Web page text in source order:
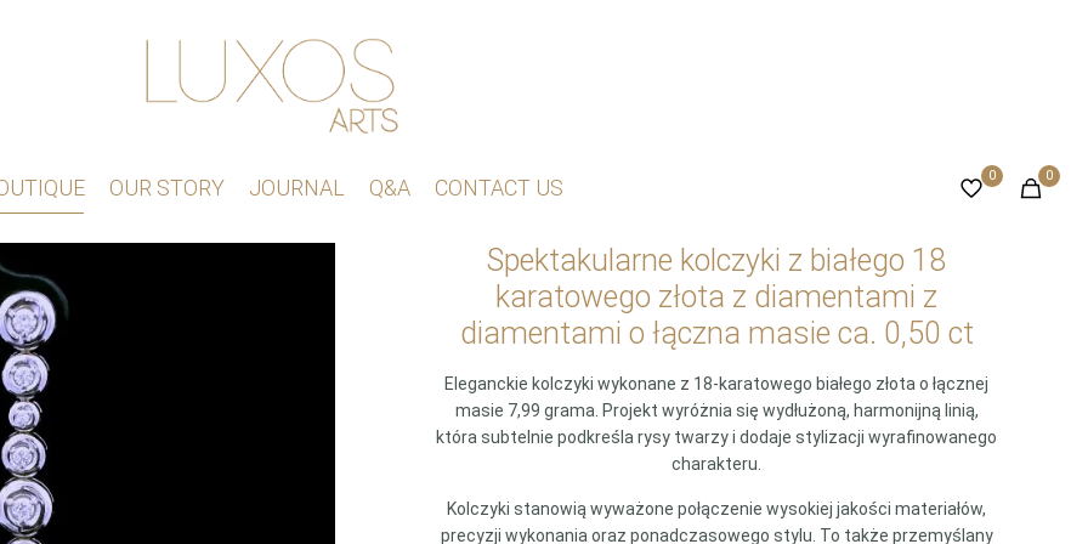
OUR STORY JOURNAL Q&A CONTACT US 0 0
Spektakularne kolczyki z białego 18
karatowego złota z diamentami z
diamentami o łączna masie ca. 0,50 ct
Eleganckie kolczyki wykonane z 18-karatowego białego złota o łącznej
masie 7,99 grama. Projekt wyróżnia się wydłużoną, harmonijną linią,
która subtelnie podkreśla rysy twarzy i dodaje stylizacji wyrafinowanego
charakteru.
Kolczyki stanowią wyważone połączenie wysokiej jakości materiałów,
precyzji wykonania oraz ponadczasowego stylu. To także przemyślany